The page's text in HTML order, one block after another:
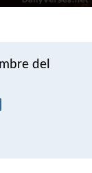
del